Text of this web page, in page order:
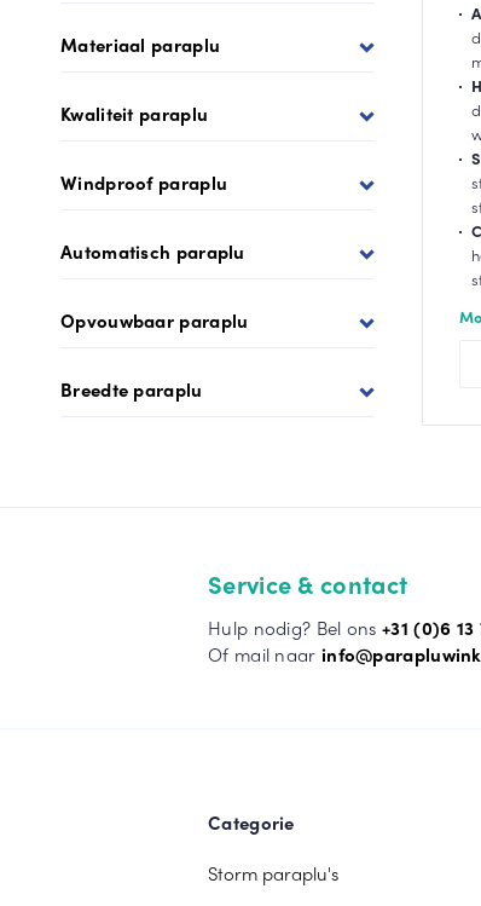
Materiaal paraplu
Kwaliteit paraplu
Windproof paraplu
Automatisch paraplu
Opvouwbaar paraplu
Breedte paraplu
Service & contact
Hulp nodig? Bel ons +31 (0)6
Of mail naar
Categorie
Storm paraplu's